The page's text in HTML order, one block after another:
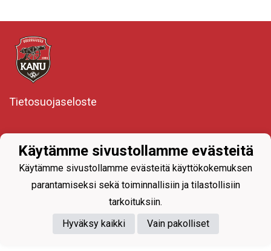
Tietosuojaseloste
Powered by
Käytämme sivustollamme evästeitä
Käytämme sivustollamme evästeitä käyttökokemuksen
parantamiseksi sekä toiminnallisiin ja tilastollisiin
tarkoituksiin.
Hyväksy kaikki
Vain pakolliset